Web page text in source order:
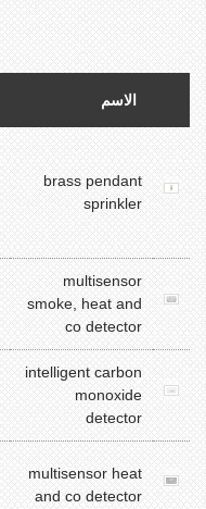
الاسم
brass pendant
sprinkler
multisensor
smoke, heat and
co detector
intelligent carbon
monoxide
detector
multisensor heat
and co detector